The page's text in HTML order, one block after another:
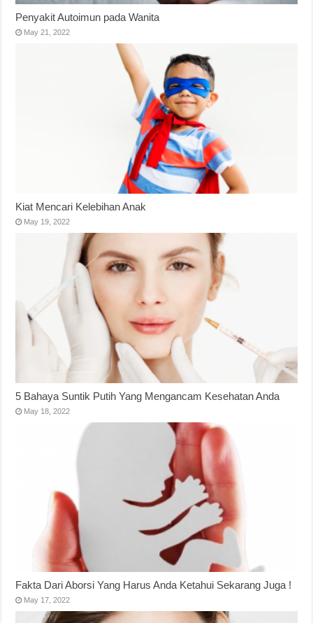
Penyakit Autoimun pada Wanita
May 21, 2022
Kiat Mencari Kelebihan Anak
May 19, 2022
5 Bahaya Suntik Putih Yang Mengancam Kesehatan Anda
May 18, 2022
Fakta Dari Aborsi Yang Harus Anda Ketahui Sekarang Juga !
May 17, 2022